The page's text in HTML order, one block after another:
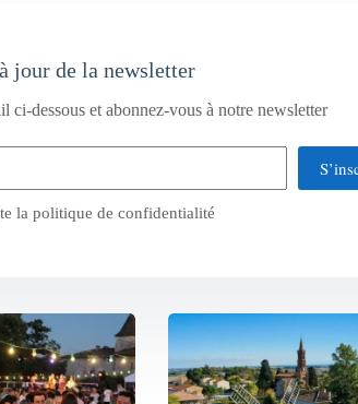
jour de la newsletter
ci-dessous et abonnez-vous à notre newsletter
la politique de confidentialité